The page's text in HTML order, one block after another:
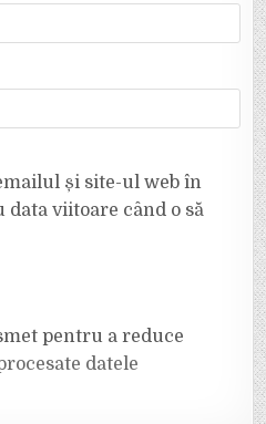
și site-ul web în
viitoare când o să
pentru a reduce
datele